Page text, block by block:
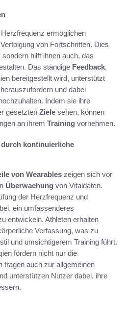
ermöglichen
von Fortschritten. Dies
hilft ihnen auch, das
Das ständige Feedback,
bereitgestellt wird, unterstützt
und dabei
Indem sie ihre
gesetzten Ziele sehen, können
an ihrem Training vornehmen.
kontinuierliche
von Wearables zeigen sich vor
Überwachung von Vitaldaten.
der Herzfrequenz und
ein umfassenderes
entwickeln. Athleten erhalten
Verfassung, was zu
und umsichtigerem Training führt.
fördern nicht nur die
tragen auch zur allgemeinen
unterstützen Nutzer dabei, ihre